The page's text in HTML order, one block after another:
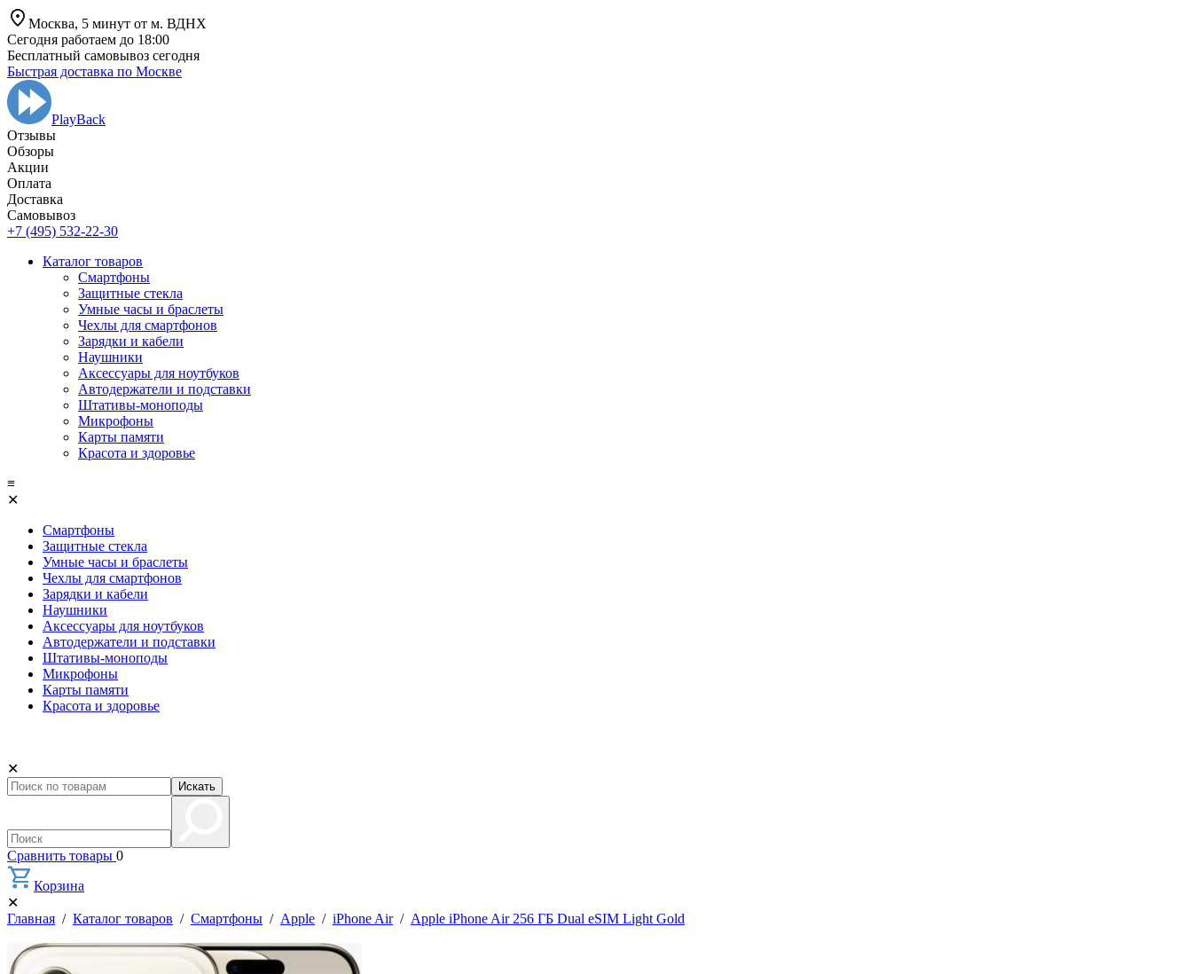
Москва, 5 минут от м. ВДНХ
Сегодня работаем до 18:00
Бесплатный самовывоз сегодня
Быстрая доставка по Москве
PlayBack
Отзывы
Обзоры
Aкции
Оплата
Доставка
Самовывоз
+7 (495) 532-22-30
Каталог товаров
Смартфоны
Защитные стекла
Умные часы и браслеты
Чехлы для смартфонов
Зарядки и кабели
Наушники
Аксессуары для ноутбуков
Автодержатели и подставки
Штативы-моноподы
Микрофоны
Карты памяти
Красота и здоровье
≡
✕
Смартфоны
Защитные стекла
Умные часы и браслеты
Чехлы для смартфонов
Зарядки и кабели
Наушники
Аксессуары для ноутбуков
Автодержатели и подставки
Штативы-моноподы
Микрофоны
Карты памяти
Красота и здоровье
✕
Искать
Сравнить товары 0
Корзина
✕
Главная / Каталог товаров / Смартфоны / Apple / iPhone Air/ Apple iPhone Air 256 ГБ Dual eSIM Light Gold